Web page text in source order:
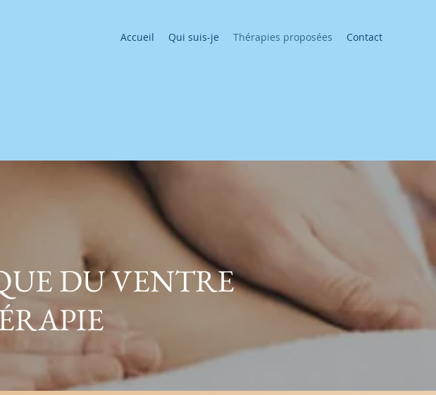
Accueil Qui suis-je Thérapies proposées Contact
DU VENTRE